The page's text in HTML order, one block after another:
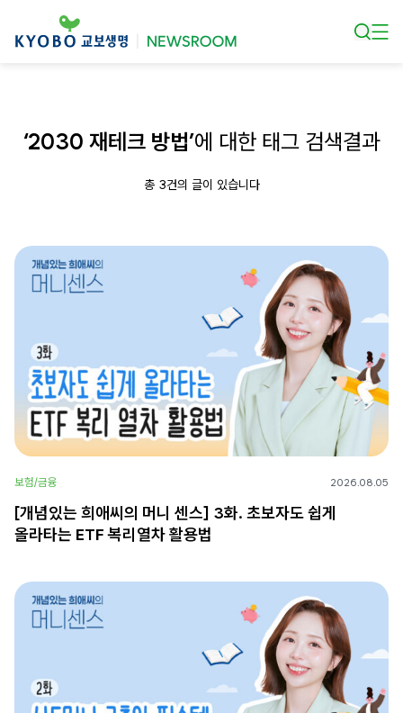
‘2030 재테크 방법’에 대한 태그 검색결과
총 3건의 글이 있습니다
보험/금융 2026.08.05
[개념있는 희애씨의 머니 센스] 3화. 초보자도 쉽게
올라타는 ETF 복리열차 활용법